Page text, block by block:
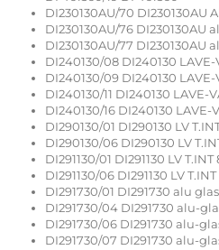
DI230130AU/70 DI230130AU
DI230130AU/76 DI230130AU
DI230130AU/77 DI230130AU
DI240130/08 DI240130 LAVE-
DI240130/09 DI240130 LAVE-
DI240130/11 DI240130 LAVE-
DI240130/16 DI240130 LAVE-
DI290130/01 DI290130 LV
DI290130/06 DI290130 LV
DI291130/01 DI291130 LV
DI291130/06 DI291130 LV
DI291730/01 DI291730 alu
DI291730/04 DI291730 alu-
DI291730/06 DI291730 alu-
DI291730/07 DI291730 alu-